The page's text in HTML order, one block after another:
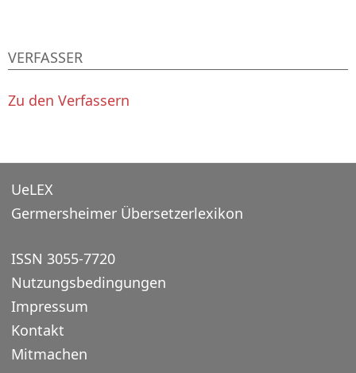
VERFASSER
Zu den Verfassern
UeLEX
Germersheimer Übersetzerlexikon
ISSN 3055-7720
Nutzungsbedingungen
Impressum
Kontakt
Mitmachen